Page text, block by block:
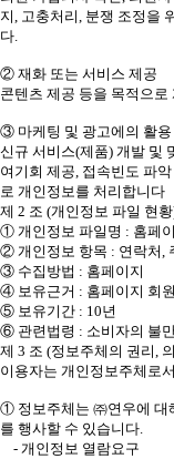
지, 고충처리, 분쟁 조정을
다.
② 재화 또는 서비스 제공
콘텐츠 제공 등을 목적으
③ 마케팅 및 광고에의 활용
신규 서비스(제품) 개발 및
여기회 제공, 접속빈도 파
로 개인정보를 처리합니다
제 2 조 (개인정보 파일 현
① 개인정보 파일명 : 홈페
② 개인정보 항목 : 연락처,
③ 수집방법 : 홈페이지
④ 보유근거 : 홈페이지 회
⑤ 보유기간 : 10년
⑥ 관련법령 : 소비자의 불
제 3 조 (정보주체의 권리,
이용자는 개인정보주체로
① 정보주체는 ㈜연우에 대
를 행사할 수 있습니다.
- 개인정보 열람요구